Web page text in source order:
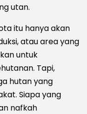
utan.
itu hanya akan
atau area yang
untuk
Tapi,
hutan yang
Siapa yang
nafkah